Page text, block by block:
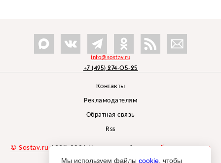
info@sostav.ru
+7 (495) 274-05-25
Контакты
Рекламодателям
Обратная связь
Rss
© Sostav.ru 1998-2026 Независимый проектбрендингового
агентства Depot
Мы используем файлы cookie , чтобы